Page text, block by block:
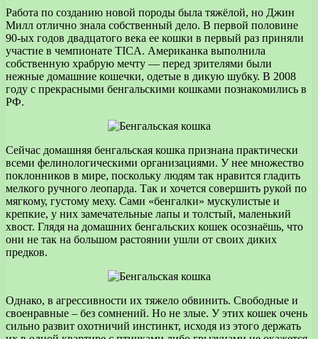
Работа по созданию новой породы была тяжёлой, но Джин
Милл отлично знала собственный дело. В первой половине
90-ых годов двадцатого века ее кошки в первый раз приняли
участие в чемпионате TICA. Американка выполнила
собственную храбрую мечту — перед зрителями были
нежные домашние кошечки, одетые в дикую шубку. В 2008
году с прекрасными бенгальскими кошками познакомились в
РФ.
Сейчас домашняя бенгальская кошка признана практически
всеми фелинологическими организациями. У нее множество
поклонников в мире, поскольку людям так нравится гладить
мелкого ручного леопарда. Так и хочется совершить рукой по
мягкому, густому меху. Сами «бенгалки» мускулистые и
крепкие, у них замечательные лапы и толстый, маленький
хвост. Глядя на домашних бенгальских кошек осознаёшь, что
они не так на большом растоянии ушли от своих диких
предков.
Однако, в агрессивности их тяжело обвинить. Свободные и
своенравные – без сомнений. Но не злые. У этих кошек очень
сильно развит охотничий инстинкт, исходя из этого держать